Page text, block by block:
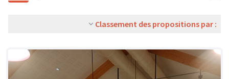
Classement des propositions par :